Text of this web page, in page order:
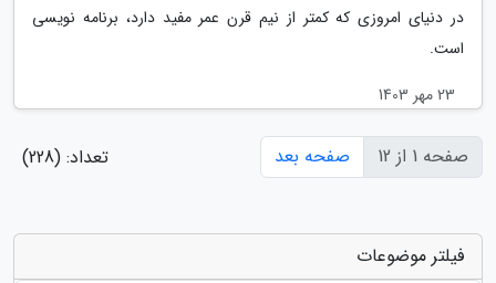
در دنیای امروزی که کمتر از نیم قرن عمر مفید دارد، برنامه نویسی
است.
23 مهر 1403
صفحه 1 از 12 صفحه بعد تعداد: (228)
فیلتر موضوعات